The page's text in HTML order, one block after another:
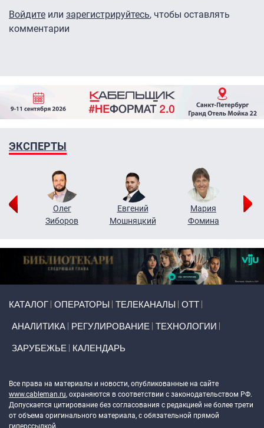
Войдите или зарегистрируйтесь, чтобы оставлять
комментарии
ЭКСПЕРТЫ
Олег
Зиборов
Евгений
Мошняцкий
Мария
Фомина
КАТАЛОГ ОПЕРАТОРЫ ТЕЛЕКАНАЛЫ ОТТ
АНАЛИТИКА РЕГУЛИРОВАНИЕ ТЕХНОЛОГИИ
ЗАРУБЕЖЬЕ КАЛЕНДАРЬ
Все права на материалы и новости, опубликованные на сайте
www.cableman.ru, охраняются в соответствии с законодательством РФ.
Допускается цитирование без согласования с редакцией не более трети
от объема оригинального материала, с обязательной прямой
гиперссылкой.